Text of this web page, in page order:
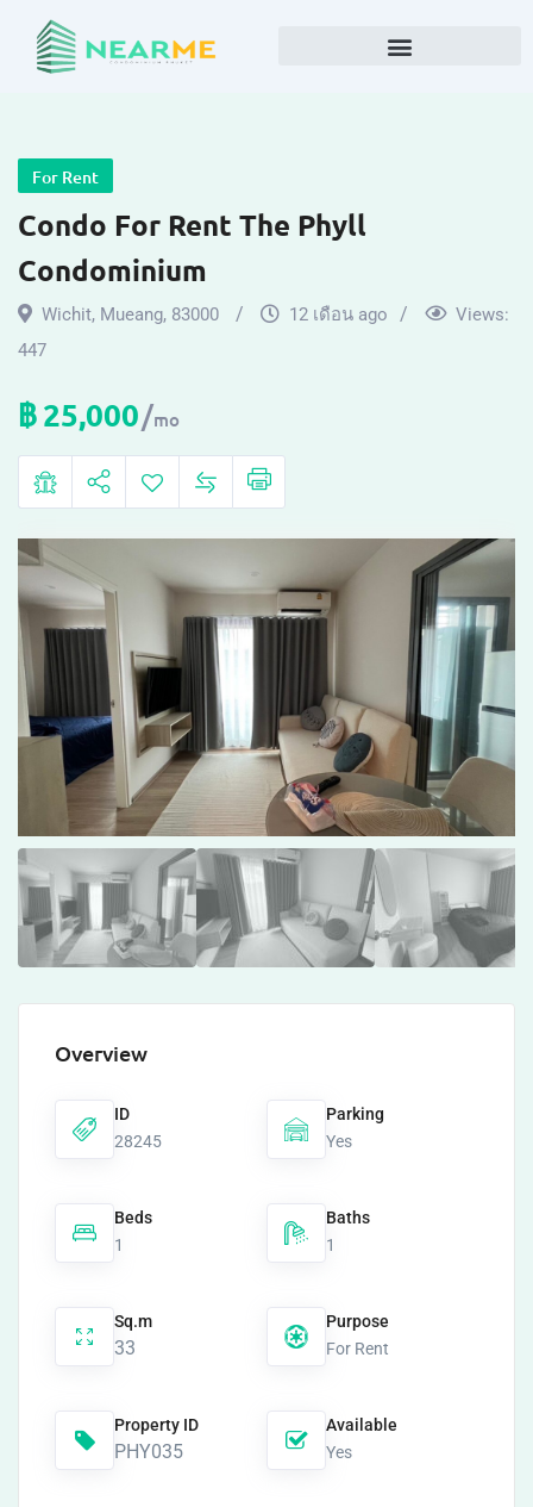
For Rent
Condo For Rent The Phyll
Condominium
Wichit, Mueang, 83000 12 เดือน ago
Views:
447
฿25,000 mo
Overview
ID
28245
Parking
Yes
Beds
1
Baths
1
Sq.m
33
Purpose
For Rent
Property ID
PHY035
Available
Yes